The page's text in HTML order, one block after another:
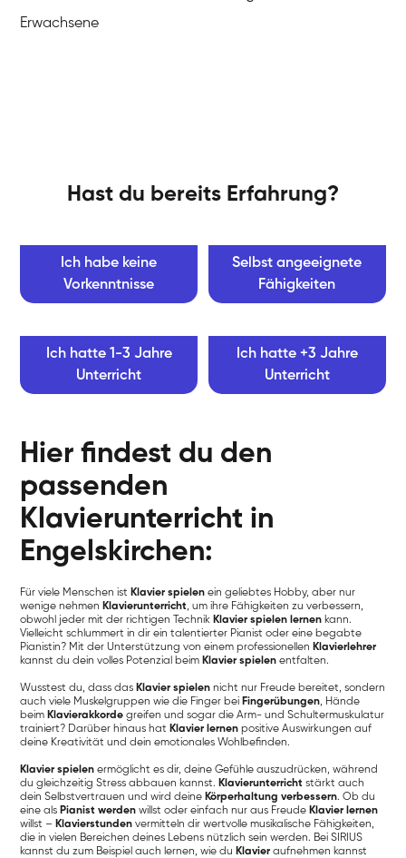
Erwachsene
Hast du bereits Erfahrung?
Ich habe keine
Vorkenntnisse
Selbst angeeignete
Fähigkeiten
Ich hatte 1-3 Jahre
Unterricht
Ich hatte +3 Jahre
Unterricht
Hier findest du den
passenden
Klavierunterricht in
Engelskirchen:
Für viele Menschen ist Klavier spielen ein geliebtes Hobby, aber nur
wenige nehmen Klavierunterricht, um ihre Fähigkeiten zu verbessern,
obwohl jeder mit der richtigen Technik Klavier spielen lernen kann.
Vielleicht schlummert in dir ein talentierter Pianist oder eine begabte
Pianistin? Mit der Unterstützung von einem professionellen Klavierlehrer
kannst du dein volles Potenzial beim Klavier spielen entfalten.
Wusstest du, dass das Klavier spielen nicht nur Freude bereitet, sondern
auch viele Muskelgruppen wie die Finger bei Fingerübungen, Hände
beim Klavierakkorde greifen und sogar die Arm- und Schultermuskulatur
trainiert? Darüber hinaus hat Klavier lernen positive Auswirkungen auf
deine Kreativität und dein emotionales Wohlbefinden.
Klavier spielen ermöglicht es dir, deine Gefühle auszudrücken, während
du gleichzeitig Stress abbauen kannst. Klavierunterricht stärkt auch
dein Selbstvertrauen und wird deine Körperhaltung verbessern. Ob du
eine als Pianist werden willst oder einfach nur aus Freude Klavier lernen
willst – Klavierstunden vermitteln dir wertvolle musikalische Fähigkeiten,
die in vielen Bereichen deines Lebens nützlich sein werden. Bei SIRIUS
kannst du zum Beispiel auch lernen, wie du Klavier aufnehmen kannst